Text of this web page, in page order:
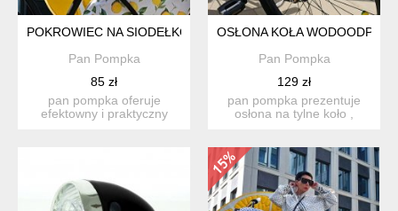
POKROWIEC NA SIODEŁKO WODOODPORNY CYTRYNY
Pan Pompka
85 zł
pan pompka oferuje
efektowny i praktyczny
OSŁONA KOŁA
Pan Pompka
129 zł
pan pompka prezentuje
osłona na tylne koło ,